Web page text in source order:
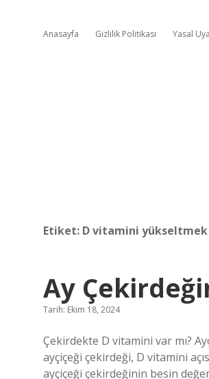
Anasayfa Gizlilik Politikası Yasal
Etiket: D vitamini
Ay
Tarih: Ekim 18, 2024
Çekirdekte D vitamini var mı?
ayçiçeği çekirdeği, D vitamini
ayçiçeği çekirdeğinin besin